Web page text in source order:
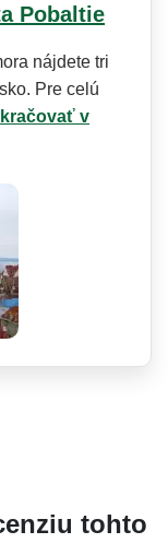
Pobaltie
nájdete tri
Pre celú
v
tohto